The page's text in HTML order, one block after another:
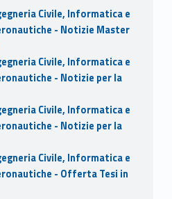
Civile, Informatica e
- Notizie Master
Civile, Informatica e
- Notizie per la
Civile, Informatica e
- Notizie per la
Civile, Informatica e
- Offerta Tesi in